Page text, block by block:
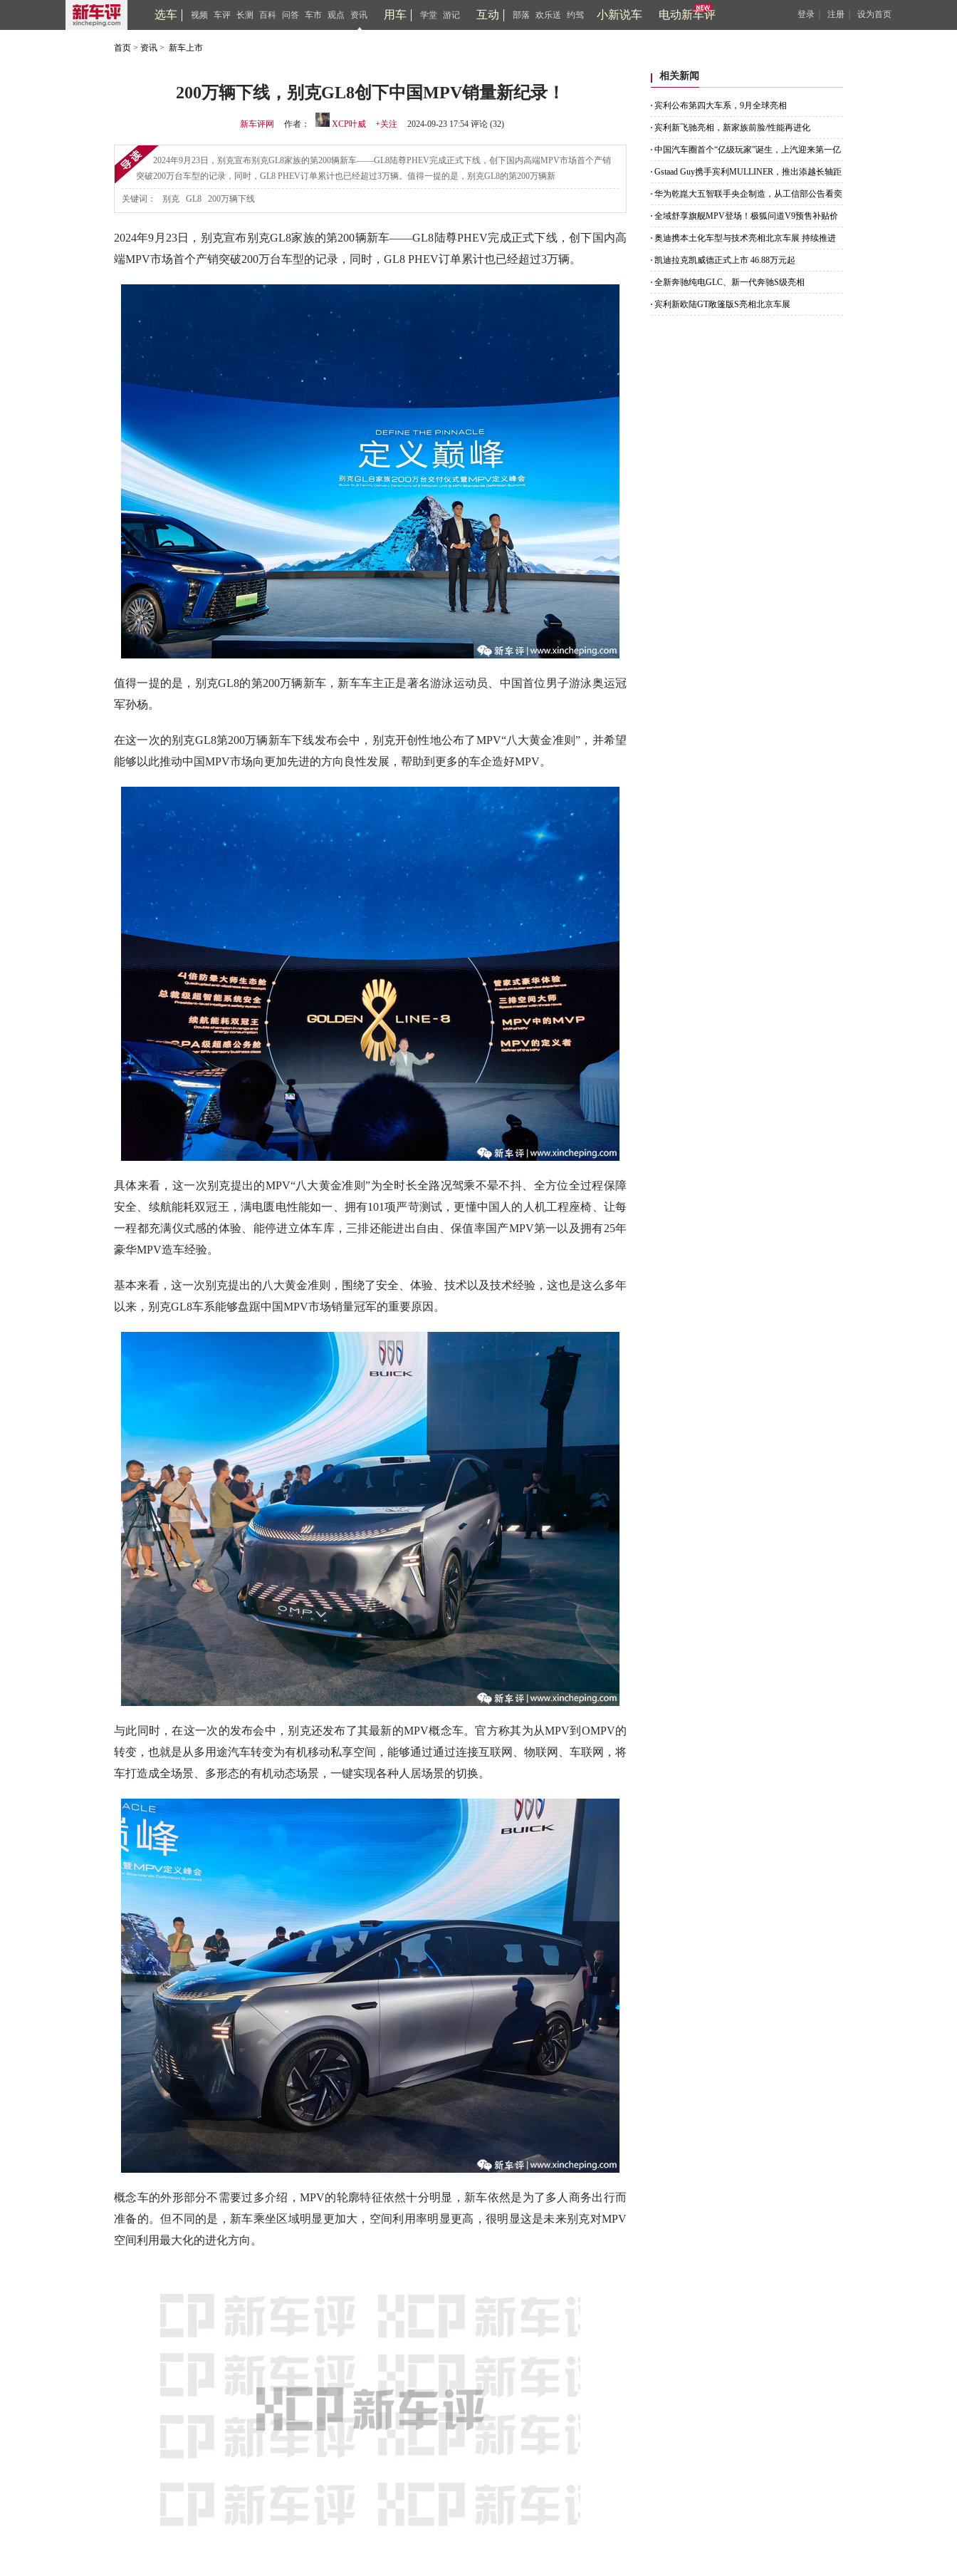
选车 视频 车评 长测 百科 问答 车市 观点 资讯 用车 学堂 游记 互动 部落 欢乐送 约驾 小新说车 电动新车评 登录 注册 设为首页
首页 > 资讯 > 新车上市
200万辆下线，别克GL8创下中国MPV销量新纪录！
新车评网 作者： XCP叶威 +关注 2024-09-23 17:54 评论 (32)
2024年9月23日，别克宣布别克GL8家族的第200辆新车——GL8陆尊PHEV完成正式下线，创下国内高端MPV市场首个产销
突破200万台车型的记录，同时，GL8 PHEV订单累计也已经超过3万辆。值得一提的是，别克GL8的第200万辆新
关键词： 别克 GL8 200万辆下线
2024年9月23日，别克宣布别克GL8家族的第200辆新车——GL8陆尊PHEV完成正式下线，创下国内高
端MPV市场首个产销突破200万台车型的记录，同时，GL8 PHEV订单累计也已经超过3万辆。
值得一提的是，别克GL8的第200万辆新车，新车车主正是著名游泳运动员、中国首位男子游泳奥运冠
军孙杨。
在这一次的别克GL8第200万辆新车下线发布会中，别克开创性地公布了MPV“八大黄金准则”，并希望
能够以此推动中国MPV市场向更加先进的方向良性发展，帮助到更多的车企造好MPV。
具体来看，这一次别克提出的MPV“八大黄金准则”为全时长全路况驾乘不晕不抖、全方位全过程保障
安全、续航能耗双冠王，满电匮电性能如一、拥有101项严苛测试，更懂中国人的人机工程座椅、让每
一程都充满仪式感的体验、能停进立体车库，三排还能进出自由、保值率国产MPV第⼀以及拥有25年
豪华MPV造车经验。
基本来看，这一次别克提出的八大黄金准则，围绕了安全、体验、技术以及技术经验，这也是这么多年
以来，别克GL8车系能够盘踞中国MPV市场销量冠军的重要原因。
与此同时，在这一次的发布会中，别克还发布了其最新的MPV概念车。官方称其为从MPV到OMPV的
转变，也就是从多用途汽车转变为有机移动私享空间，能够通过通过连接互联⽹、物联⽹、⻋联⽹，将
车打造成全场景、多形态的有机动态场景，⼀键实现各种⼈居场景的切换。
概念车的外形部分不需要过多介绍，MPV的轮廓特征依然十分明显，新车依然是为了多人商务出行而
准备的。但不同的是，新车乘坐区域明显更加大，空间利用率明显更高，很明显这是未来别克对MPV
空间利用最大化的进化方向。
相关新闻
宾利公布第四大车系，9月全球亮相
宾利新飞驰亮相，新家族前脸/性能再进化
中国汽车圈首个“亿级玩家”诞生，上汽迎来第一亿
位车主
Gstaad Guy携手宾利MULLINER，推出添越长轴距
CHALET版
华为乾崑大五智联手央企制造，从工信部公告看奕
派M8底气
全域舒享旗舰MPV登场！极狐问道V9预售补贴价
21.99万起
奥迪携本土化车型与技术亮相北京车展 持续推进
在华产品布局
凯迪拉克凯威德正式上市 46.88万元起
全新奔驰纯电GLC、新一代奔驰S级亮相
宾利新欧陆GT敞篷版S亮相北京车展